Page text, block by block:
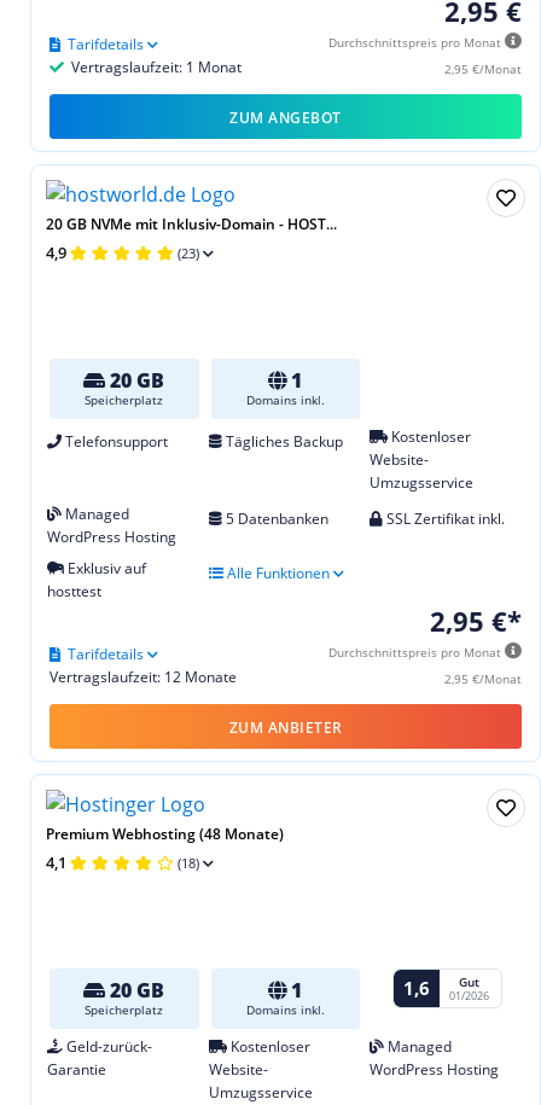
2,95 €
Durchschnittspreis pro Monat
2,95 €/Monat
Vertragslaufzeit: 1 Monat
Tarifdetails
ZUM ANGEBOT
20 GB NVMe mit Inklusiv-Domain - HOST...
4,9 (23)
20 GB
Speicherplatz
1
Domains inkl.
Telefonsupport Tägliches Backup
Kostenloser
Website-
Umzugsservice
Managed
WordPress Hosting
5 Datenbanken SSL Zertifikat inkl.
Exklusiv auf
hosttest
Alle Funktionen
2,95 €*
Durchschnittspreis pro Monat
2,95 €/Monat
Vertragslaufzeit: 12 Monate
Tarifdetails
ZUM ANBIETER
Premium Webhosting (48 Monate)
4,1 (18)
20 GB
Speicherplatz
1
Domains inkl.
1,6 Gut
01/2026
Geld-zurück-
Garantie
Kostenloser
Website-
Umzugsservice
Managed
WordPress Hosting